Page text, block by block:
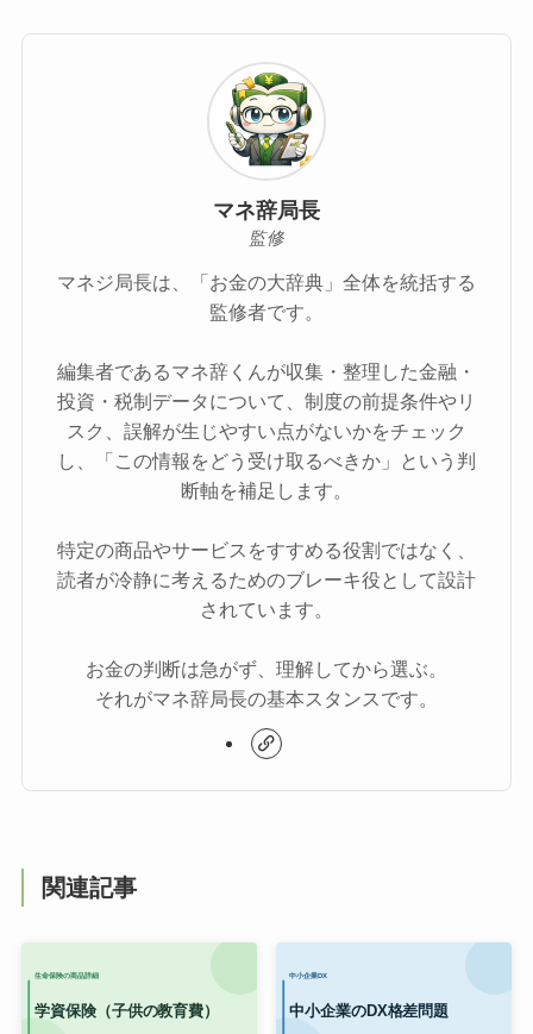
マネ辞局長
監修
マネジ局長は、「お金の大辞典」全体を統括する
監修者です。
編集者であるマネ辞くんが収集・整理した金融・
投資・税制データについて、制度の前提条件やリ
スク、誤解が生じやすい点がないかをチェック
し、「この情報をどう受け取るべきか」という判
断軸を補足します。
特定の商品やサービスをすすめる役割ではなく、
読者が冷静に考えるためのブレーキ役として設計
されています。
お金の判断は急がず、理解してから選ぶ。
それがマネ辞局長の基本スタンスです。
関連記事